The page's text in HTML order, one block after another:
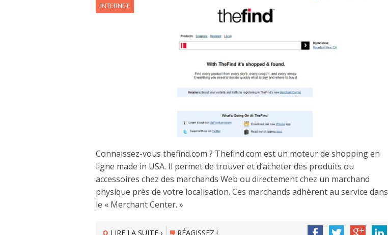
INTERNET
Connaissez-vous thefind.com ? Thefind.com est un moteur de shopping en
ligne made in USA. Il permet de trouver et d’acheter des produits ou
accessoires chez des marchands Web ou directement chez un marchand
physique près de votre localisation. Ces marchands adhèrent au service dans
le « Merchant Center. »
LIRE LA SUITE › RÉAGISSEZ !